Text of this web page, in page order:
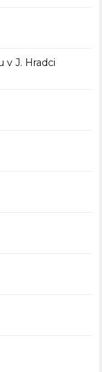
v J. Hradci